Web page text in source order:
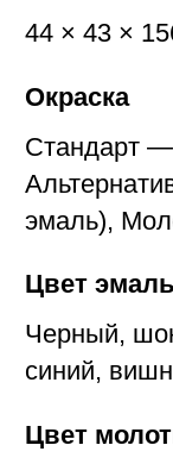
44 × 43 ×
Окраска
Стандарт
эмаль),
Цвет эмаль
Черный,
синий,
Цвет